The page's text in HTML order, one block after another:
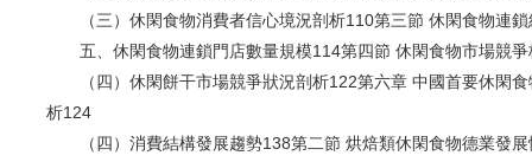
（三）休閑食物消費者信心境況剖析110第三節 休閑食物連鎖
五、休閑食物連鎖門店數量規模114第四節 休閑食物市場競爭
（四）休閑餅干市場競爭狀況剖析122第六章 中國首要休閑食
析124
（四）消費結構發展趨勢138第二節 烘焙類休閑食物德業發展